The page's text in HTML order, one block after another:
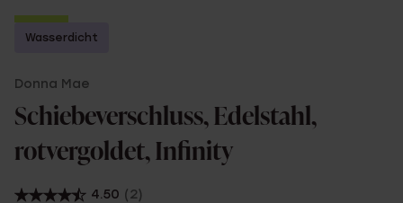
-50%
Wasserdicht
Donna Mae
Schiebeverschluss, Edelstahl,
rotvergoldet, Infinity
4.50 (2)